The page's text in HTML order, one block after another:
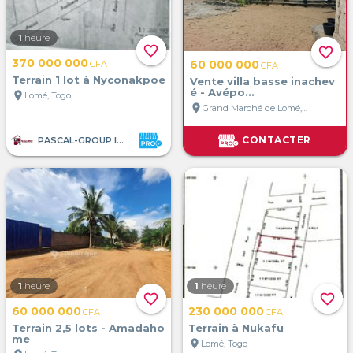
favorite_border
1 heure
370 000 000CFA
Terrain 1 lot à Nyconakpoe
location_on Lomé, Togo
PASCAL-GROUP IMMOBILIER
favorite_border
60 000 000CFA
Vente villa basse inachev
é - Avépo...
location_on
Grand Marché de Lomé, Lomé, Togo
CONTACTER
favorite_border
1 heure
60 000 000CFA
Terrain 2,5 lots - Amadaho
me
favorite_border
1 heure
230 000 000CFA
Terrain à Nukafu
location_on Lomé, Togo